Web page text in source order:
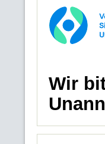
Wir